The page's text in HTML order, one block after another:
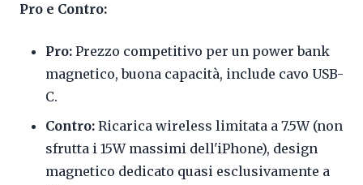
Pro e Contro:
Pro: Prezzo competitivo per un power bank
magnetico, buona capacità, include cavo USB-
C.
Contro: Ricarica wireless limitata a 7.5W (non
sfrutta i 15W massimi dell'iPhone), design
magnetico dedicato quasi esclusivamente a